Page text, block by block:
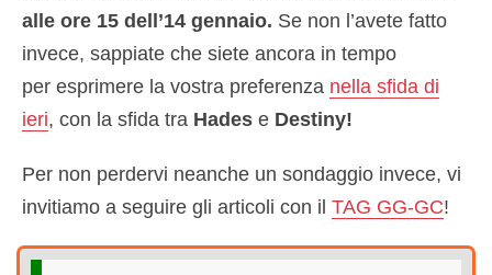
alle ore 15 dell’14 gennaio. Se non l’avete fatto
invece, sappiate che siete ancora in tempo
per esprimere la vostra preferenza nella sfida di
ieri, con la sfida tra Hades e Destiny!
Per non perdervi neanche un sondaggio invece, vi
invitiamo a seguire gli articoli con il TAG GG-GC!